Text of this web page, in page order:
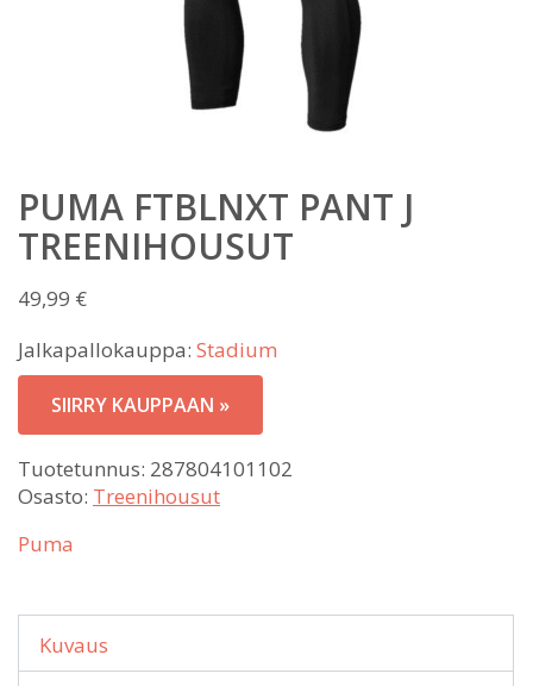
PUMA FTBLNXT PANT J
TREENIHOUSUT
49,99 €
Jalkapallokauppa: Stadium
SIIRRY KAUPPAAN »
Tuotetunnus: 287804101102
Osasto: Treenihousut
Puma
Kuvaus